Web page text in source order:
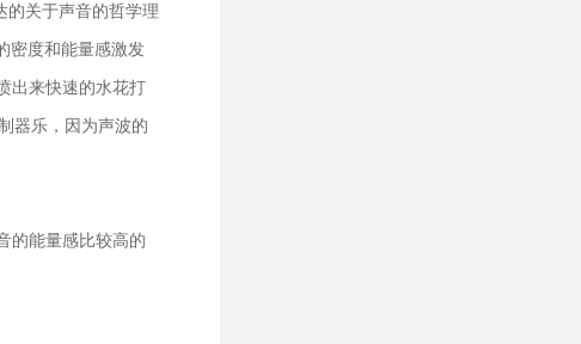
的关于声音的哲学理
密度和能量感激发
出来快速的水花打
器乐，因为声波的
的能量感比较高的